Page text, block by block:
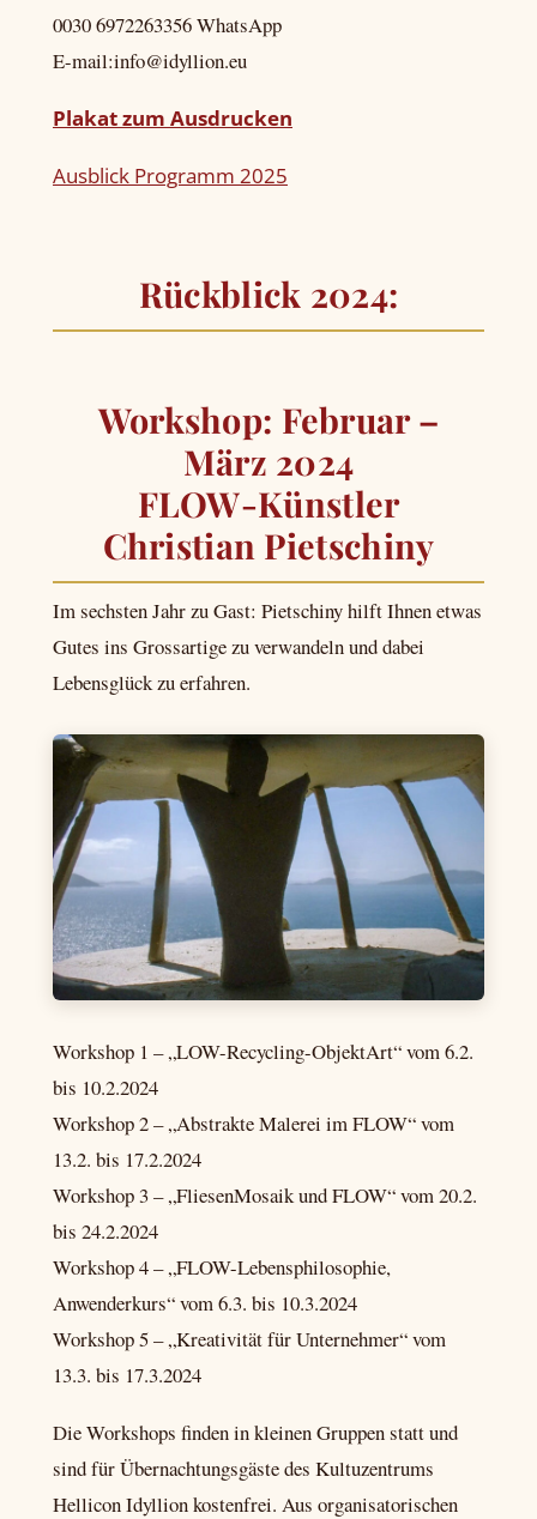
0030 6972263356 WhatsApp
E-mail:info@idyllion.eu
Plakat zum Ausdrucken
Ausblick Programm 2025
Rückblick 2024:
Workshop: Februar –
März 2024
FLOW-Künstler
Christian Pietschiny
Im sechsten Jahr zu Gast: Pietschiny hilft Ihnen etwas
Gutes ins Grossartige zu verwandeln und dabei
Lebensglück zu erfahren.
Workshop 1 – „LOW-Recycling-ObjektArt“ vom 6.2.
bis 10.2.2024
Workshop 2 – „Abstrakte Malerei im FLOW“ vom
13.2. bis 17.2.2024
Workshop 3 – „FliesenMosaik und FLOW“ vom 20.2.
bis 24.2.2024
Workshop 4 – „FLOW-Lebensphilosophie,
Anwenderkurs“ vom 6.3. bis 10.3.2024
Workshop 5 – „Kreativität für Unternehmer“ vom
13.3. bis 17.3.2024
Die Workshops finden in kleinen Gruppen statt und
sind für Übernachtungsgäste des Kultuzentrums
Hellicon Idyllion kostenfrei. Aus organisatorischen